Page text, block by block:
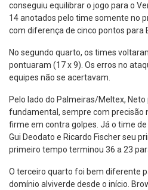
conseguiu equilibrar o jogo para o
14 anotados pelo time somente no
com diferença de cinco pontos para
No segundo quarto, os times
pontuaram (17 x 9). Os erros no
equipes não se acertavam.
Pelo lado do Palmeiras/Meltex,
fundamental, sempre com precisão
firme em contra golpes. Já o time
Gui Deodato e Ricardo Fischer seu
primeiro tempo terminou 36 a 23
O terceiro quarto foi bem diferente
domínio alviverde desde o início.